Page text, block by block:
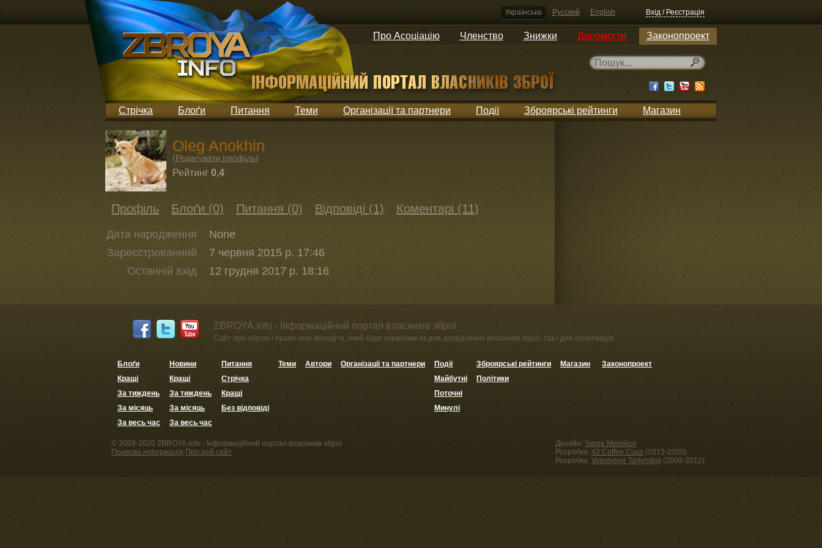
Українська Русский English Вхід / Реєстрація
Про Асоціацію Членство Знижки Допомогти Законопроект
Стрічка Блоґи Питання Теми Організації та партнери Події Зброярські рейтинги Магазин
Oleg Anokhin
(Редагувати профіль)
Рейтинг 0,4
Профіль Блоґи (0) Питання (0) Відповіді (1) Коментарі (11)
Дата народження
None
Зареєстрованний
7 червня 2015 р. 17:46
Останній вхід
12 грудня 2017 р. 18:16
ZBROYA.info - Інформаційний портал власників зброї
Сайт про зброю і право нею володіти, який буде корисним як для досвідчених власників зброї, так і для початківців.
Блоґи
Кращі
За тиждень
За місяць
За весь час
Новини
Кращі
За тиждень
За місяць
За весь час
Питання
Стрічка
Кращі
Без відповіді
Теми Автори Організації та партнери
Події
Майбутні
Поточні
Минулі
Зброярські рейтинги
Політики
Магазин Законопроект
© 2009-2020 ZBROYA.info - Інформаційний портал власників зброї
Правова інформація Про цей сайт
Дизайн: Serge Melnikov
Розробка: 42 Coffee Cups (2013-2020)
Розробка: Volodymyr Tartynskyi (2009-2012)